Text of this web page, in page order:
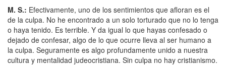
M. S.: Efectivamente, uno de los sentimientos que afloran es el
de la culpa. No he encontrado a un solo torturado que no lo tenga
o haya tenido. Es terrible. Y da igual lo que hayas confesado o
dejado de confesar, algo de lo que ocurre lleva al ser humano a
la culpa. Seguramente es algo profundamente unido a nuestra
cultura y mentalidad judeocristiana. Sin culpa no hay cristianismo.